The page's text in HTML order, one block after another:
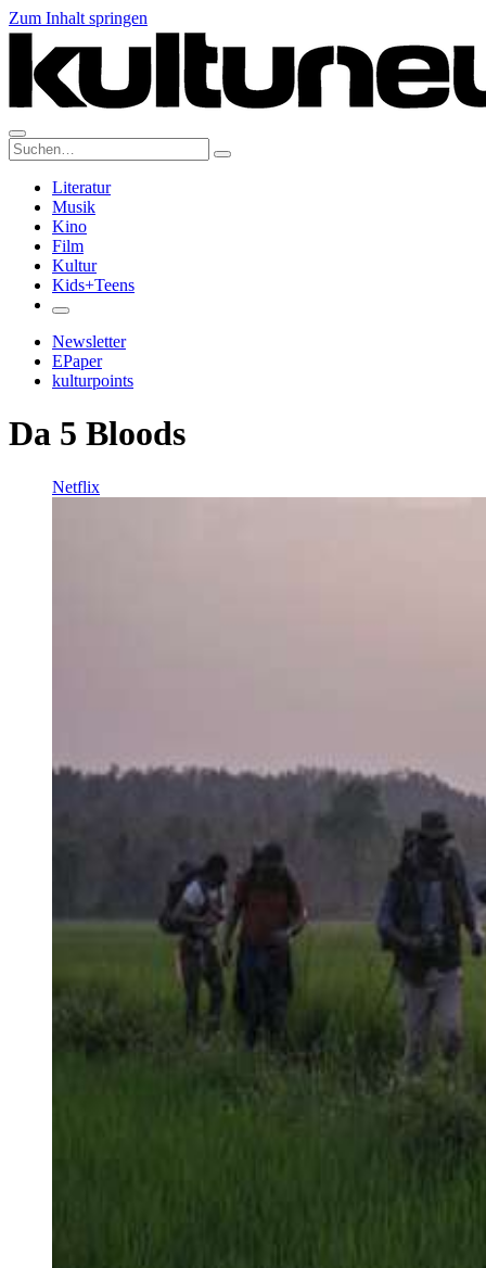
Zum Inhalt springen
Suche:
Literatur
Musik
Kino
Film
Kultur
Kids+Teens
Newsletter
EPaper
kulturpoints
Da 5 Bloods
Netflix